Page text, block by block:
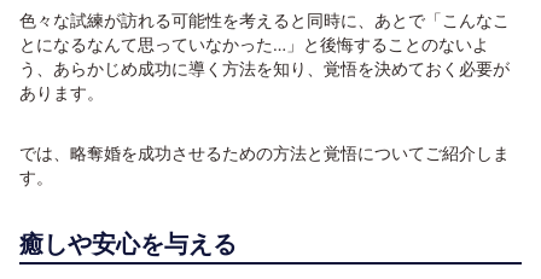
色々な試練が訪れる可能性を考えると同時に、あとで「こんなこ
とになるなんて思っていなかった…」と後悔することのないよ
う、あらかじめ成功に導く方法を知り、覚悟を決めておく必要が
あります。
では、略奪婚を成功させるための方法と覚悟についてご紹介しま
す。
癒しや安心を与える